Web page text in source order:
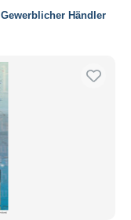
Gewerblicher Händler